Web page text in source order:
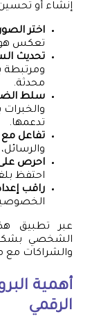
إنشاء أو
اختر
تعكس
تحديث
ومرتبطة
محدثة.
سلط
تدعمها.
تفاعل مع
احرص على
احتفظ
راقب
عبر تطبيق
الشخصي
والشراكات مع
أهمية
الرقمي